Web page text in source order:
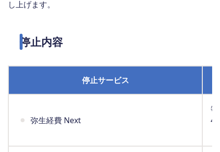
し上げます。
停止内容
停止サービス
弥生経費 Next